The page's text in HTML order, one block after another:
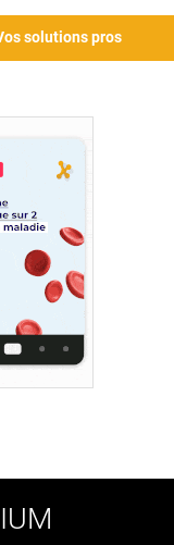
solutions pros